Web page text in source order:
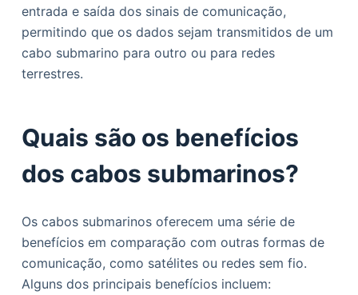
entrada e saída dos sinais de comunicação,
permitindo que os dados sejam transmitidos de um
cabo submarino para outro ou para redes
terrestres.
Quais são os benefícios
dos cabos submarinos?
Os cabos submarinos oferecem uma série de
benefícios em comparação com outras formas de
comunicação, como satélites ou redes sem fio.
Alguns dos principais benefícios incluem: